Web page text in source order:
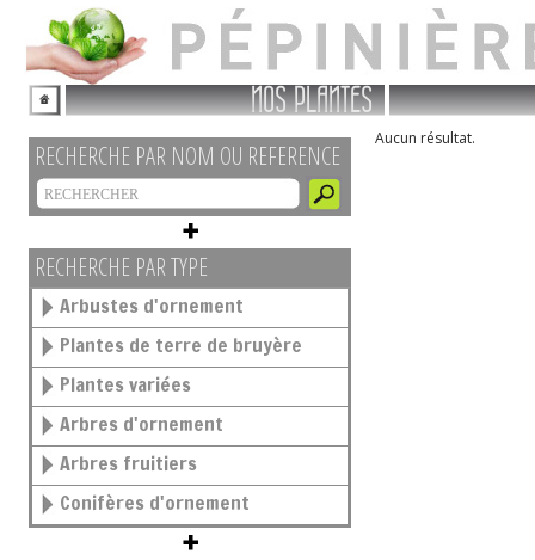
NOS PLANTES
RECHERCHE PAR NOM OU REFERENCE
RECHERCHE PAR TYPE
Arbustes d'ornement
Plantes de terre de bruyère
Plantes variées
Arbres d'ornement
Arbres fruitiers
Conifères d'ornement
Aucun résultat.